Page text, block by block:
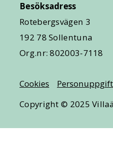
Besöksadress
Rotebergsvägen 3
192 78 Sollentuna
Org.nr: 802003-7118
Cookies
Copyright © 2025